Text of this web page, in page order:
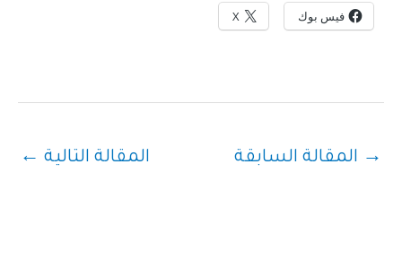
فيس بوك X
→ المقالة السابقة المقالة التالية ←